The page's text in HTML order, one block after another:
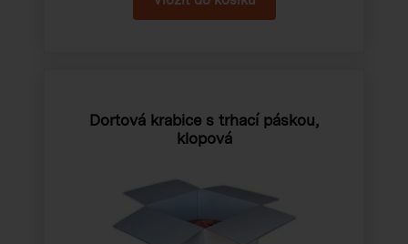
Dortová krabice s trhací páskou,
klopová